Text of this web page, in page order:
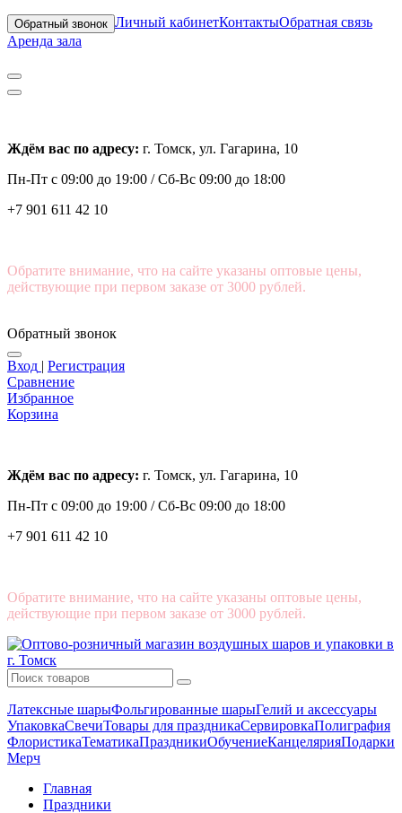
Обратный звонок Личный кабинетКонтактыОбратная связь
Аренда зала
Ждём вас по адресу: г. Томск, ул. Гагарина, 10
Пн-Пт с 09:00 до 19:00 /Сб-Вс 09:00 до 18:00
+7 901 611 42 10
Обратите внимание, что на сайте указаны оптовые цены,
действующие при первом заказе от 3000 рублей.
Обратный звонок
Вход | Регистрация
Сравнение
Избранное
Корзина
Ждём вас по адресу: г. Томск, ул. Гагарина, 10
Пн-Пт с 09:00 до 19:00 /Сб-Вс 09:00 до 18:00
+7 901 611 42 10
Обратите внимание, что на сайте указаны оптовые цены,
действующие при первом заказе от 3000 рублей.
Латексные шарыФольгированные шарыГелий и аксессуары
УпаковкаСвечиТовары для праздникаСервировкаПолиграфия
ФлористикаТематикаПраздникиОбучениеКанцелярияПодарки
Мерч
Главная
Праздники